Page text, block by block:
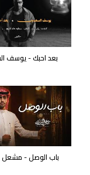
بعد احبك - يوسف
باب الوصل - مشعل